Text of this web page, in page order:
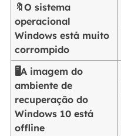
🔖O sistema
operacional
Windows está muito
corrompido
🖥️A imagem do
ambiente de
recuperação do
Windows 10 está
offline